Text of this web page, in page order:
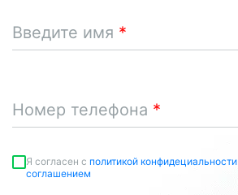
Введите имя
Номер телефона
Я согласен c политикой конфидециальности
соглашением